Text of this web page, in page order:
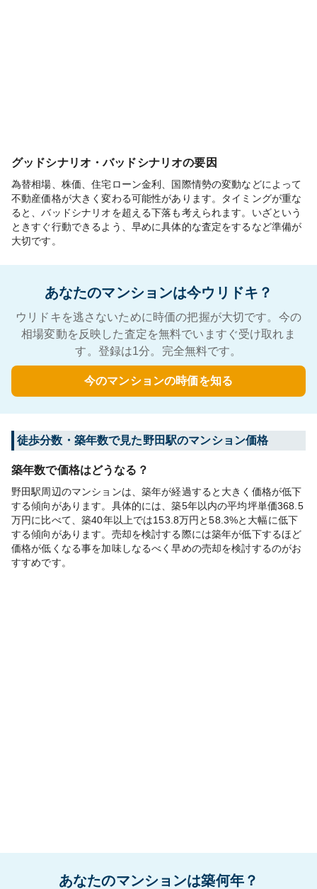
グッドシナリオ・バッドシナリオの要因
為替相場、株価、住宅ローン金利、国際情勢の変動などによって
不動産価格が大きく変わる可能性があります。タイミングが重な
ると、バッドシナリオを超える下落も考えられます。いざという
ときすぐ行動できるよう、早めに具体的な査定をするなど準備が
大切です。
あなたのマンションは今ウリドキ？
ウリドキを逃さないために時価の把握が大切です。今の
相場変動を反映した査定を無料でいますぐ受け取れま
す。登録は1分。完全無料です。
今のマンションの時価を知る
徒歩分数・築年数で見た野田駅のマンション価格
築年数で価格はどうなる？
野田駅周辺のマンションは、築年が経過すると大きく価格が低下
する傾向があります。具体的には、築5年以内の平均坪単価368.5
万円に比べて、築40年以上では153.8万円と58.3%と大幅に低下
する傾向があります。売却を検討する際には築年が低下するほど
価格が低くなる事を加味しなるべく早めの売却を検討するのがお
すすめです。
あなたのマンションは築何年？